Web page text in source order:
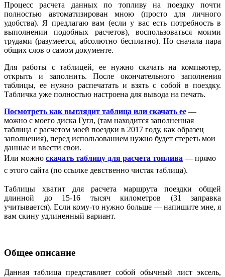
Процесс расчета данных по топливу на поездку почти
полностью автоматизирован мною (просто для личного
удобства). Я предлагаю вам (если у вас есть потребность в
выполнении подобных расчетов), воспользоваться моими
трудами (разумеется, абсолютно бесплатно). Но сначала пара
общих слов о самом документе.
Для работы с таблицей, ее нужно скачать на компьютер,
открыть и заполнить. После окончательного заполнения
таблицы, ее нужно распечатать и взять с собой в поездку.
Табличка уже полностью настроена для вывода на печать.
Посмотреть как выглядит таблица или скачать ее —
можно с моего диска Гугл, (там находится заполненная
таблица с расчетом моей поездки в 2017 году, как образец
заполнения), перед использованием нужно будет стереть мои
данные и ввести свои.
Или можно скачать таблицу для расчета топлива — прямо
с этого сайта (по ссылке девственно чистая таблица).
Таблицы хватит для расчета маршрута поездки общей
длинной до 15-16 тысяч километров (31 заправка
учитывается). Если кому-то нужно больше — напишите мне, я
вам скину удлиненный вариант.
Общее описание
Данная таблица представляет собой обычный лист эксель,